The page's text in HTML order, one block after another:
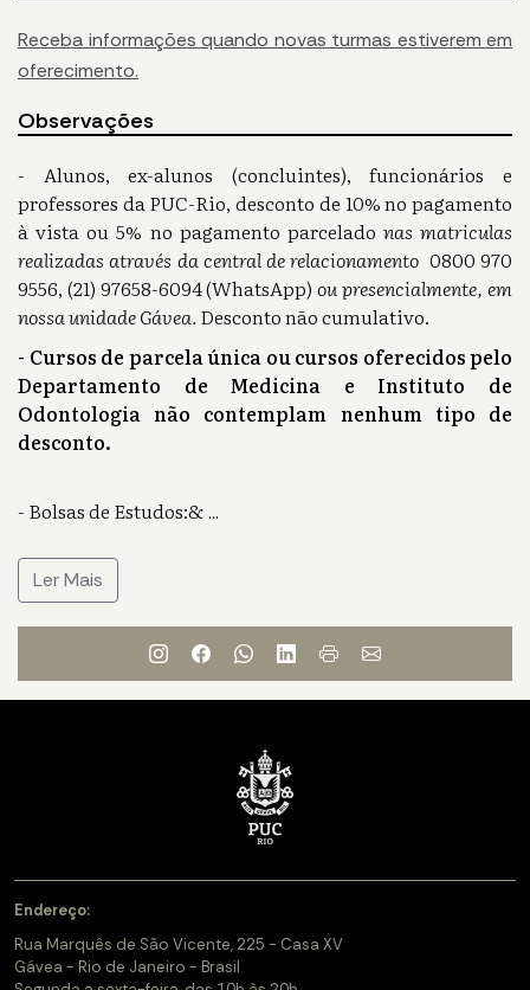
Receba informações quando novas turmas estiverem em
oferecimento.
Observações
- Alunos, ex-alunos (concluintes), funcionários e
professores da PUC-Rio, desconto de 10% no pagamento
à vista ou 5% no pagamento parcelado nas matriculas
realizadas através da central de relacionamento 0800 970
9556, (21) 97658-6094 (WhatsApp)ou presencialmente, em
nossa unidade Gávea.Desconto não cumulativo.
- Cursos de parcela única ou cursos oferecidos pelo
Departamento de Medicina e Instituto de
Odontologia não contemplam nenhum tipo de
desconto.
- Bolsas de Estudos:&...
Ler Mais
Endereço:
Rua Marquês de São Vicente, 225 - Casa XV
Gávea - Rio de Janeiro - Brasil